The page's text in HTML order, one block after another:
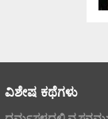
ವಿಶೇಷ ಕಥೆಗಳು